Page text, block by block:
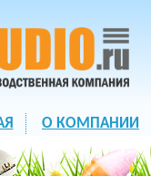
О КОМПАНИИ